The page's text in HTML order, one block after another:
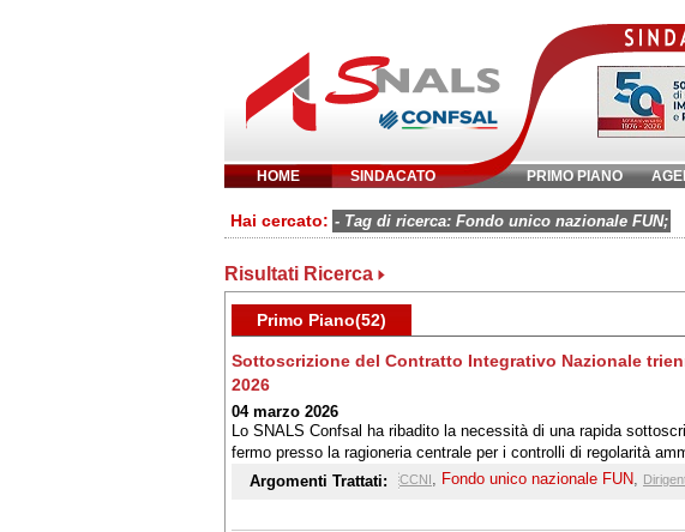
HOME SINDACATO PRIMO PIANO
Inserisci parola chiave:
Hai cercato: - Tag di ricerca: Fondo unico nazionale FUN;
Risultati Ricerca
Primo Piano(52)
Sottoscrizione del Contratto Integrativo Nazionale
2026
04 marzo 2026
Lo SNALS Confsal ha ribadito la necessità di una rapida
fermo presso la ragioneria centrale per i controlli di regolarità
Argomenti Trattati:
CCNI, Fondo unico nazionale FUN,